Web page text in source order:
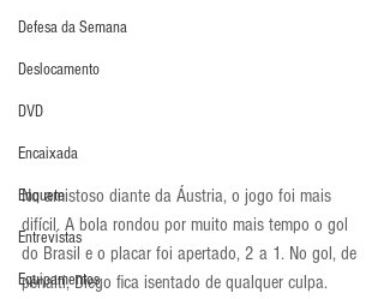
Defesa da Semana
Deslocamento
DVD
Encaixada
Enquete
Entrevistas
Equipamentos
No amistoso diante da Áustria, o jogo foi mais
difícil. A bola rondou por muito mais tempo o gol
do Brasil e o placar foi apertado, 2 a 1. No gol, de
pênalti, Diego fica isentado de qualquer culpa.